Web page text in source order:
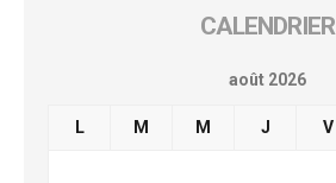
CALENDRIER
août 2026
L M M J V